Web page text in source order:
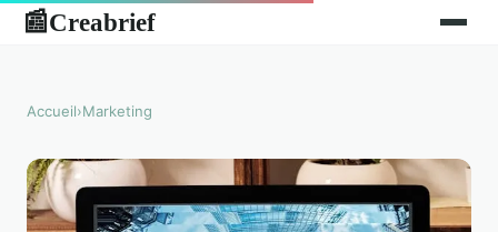
📰Creabrief
Accueil›Marketing